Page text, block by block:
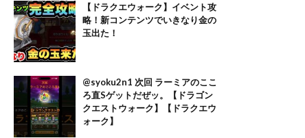
【ドラクエウォーク】イベント攻
略！新コンテンツでいきなり金の
玉出た！
@syoku2n1 次回 ラーミアのここ
ろ直Sゲットだぜッ。【ドラゴン
クエストウォーク】【ドラクエウ
ォーク】